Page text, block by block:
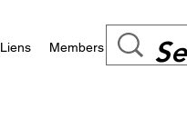
Liens Members